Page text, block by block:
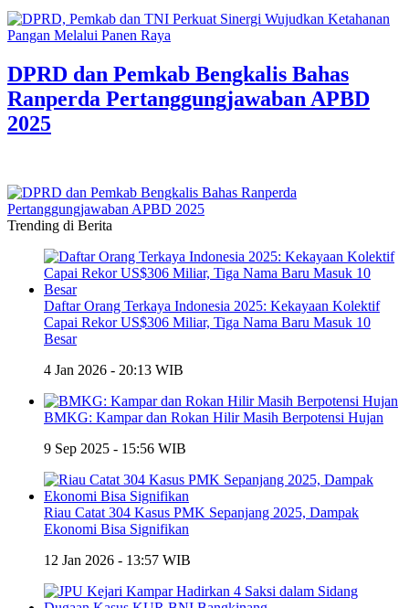
DPRD dan Pemkab Bengkalis Bahas
Ranperda Pertanggungjawaban APBD
2025
Trending di Berita
Daftar Orang Terkaya Indonesia 2025: Kekayaan Kolektif
Capai Rekor US$306 Miliar, Tiga Nama Baru Masuk 10
Besar
4 Jan 2026 - 20:13 WIB
BMKG: Kampar dan Rokan Hilir Masih Berpotensi Hujan
9 Sep 2025 - 15:56 WIB
Riau Catat 304 Kasus PMK Sepanjang 2025, Dampak
Ekonomi Bisa Signifikan
12 Jan 2026 - 13:57 WIB